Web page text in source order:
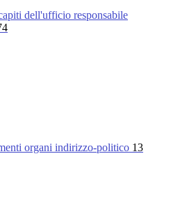
dell'ufficio responsabile
organi indirizzo-politico 13